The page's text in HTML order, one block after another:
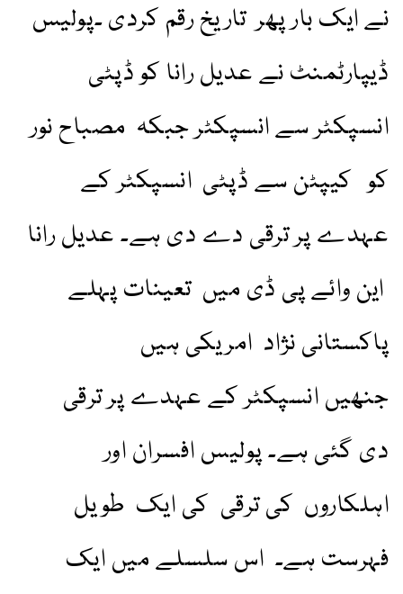
نے ایک بار پھر تاریخ رقم کردی ۔پولیس
ڈیپارٹمنٹ نے عدیل رانا کو ڈپٹی
انسپکٹر سے انسپکٹر جبکہ مصباح نور
کو کیپٹن سے ڈپٹی انسپکٹر کے
عہدے پر ترقی دے دی ہے۔ عدیل رانا
این وائے پی ڈی میں تعینات پہلے
پاکستانی نژاد امریکی ہیں
جنھیں انسپکٹر کے عہدے پر ترقی
دی گئی ہے۔ پولیس افسران اور
اہلکاروں کی ترقی کی ایک طویل
فہرست ہے۔ اس سلسلے میں ایک